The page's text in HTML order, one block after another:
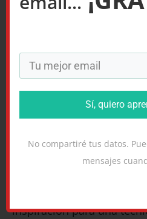
Since his divorce, he’s
Y por supuesto, la canción
sinónimos más para la
también a Tony
si quieres.
inspiración para una
Sí, quiero
No compartiré tus datos.
mensajes